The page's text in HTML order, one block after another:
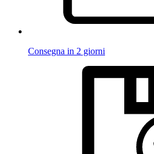
Consegna in 2 giorni